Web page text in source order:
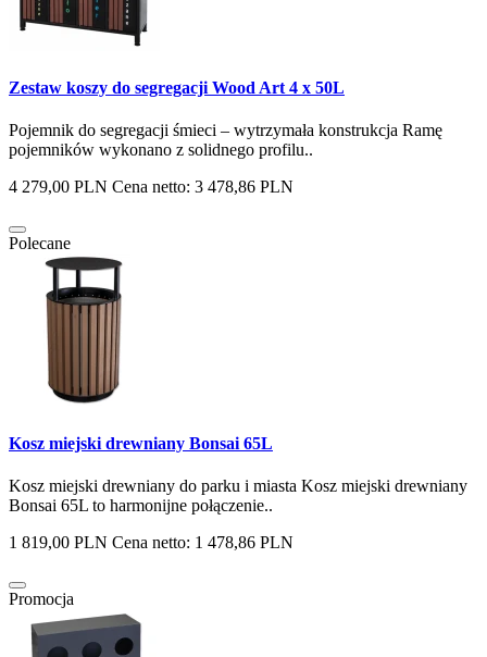
Zestaw koszy do segregacji Wood Art 4 x 50L
Pojemnik do segregacji śmieci – wytrzymała konstrukcja Ramę
pojemników wykonano z solidnego profilu..
4 279,00 PLN Cena netto: 3 478,86 PLN
Polecane
Kosz miejski drewniany Bonsai 65L
Kosz miejski drewniany do parku i miasta Kosz miejski drewniany
Bonsai 65L to harmonijne połączenie..
1 819,00 PLN Cena netto: 1 478,86 PLN
Promocja